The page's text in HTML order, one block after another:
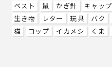
ベスト
鼠 かぎ針 キャップ
生き物
レター 玩具 バク
猫
コップ イカメシ くま